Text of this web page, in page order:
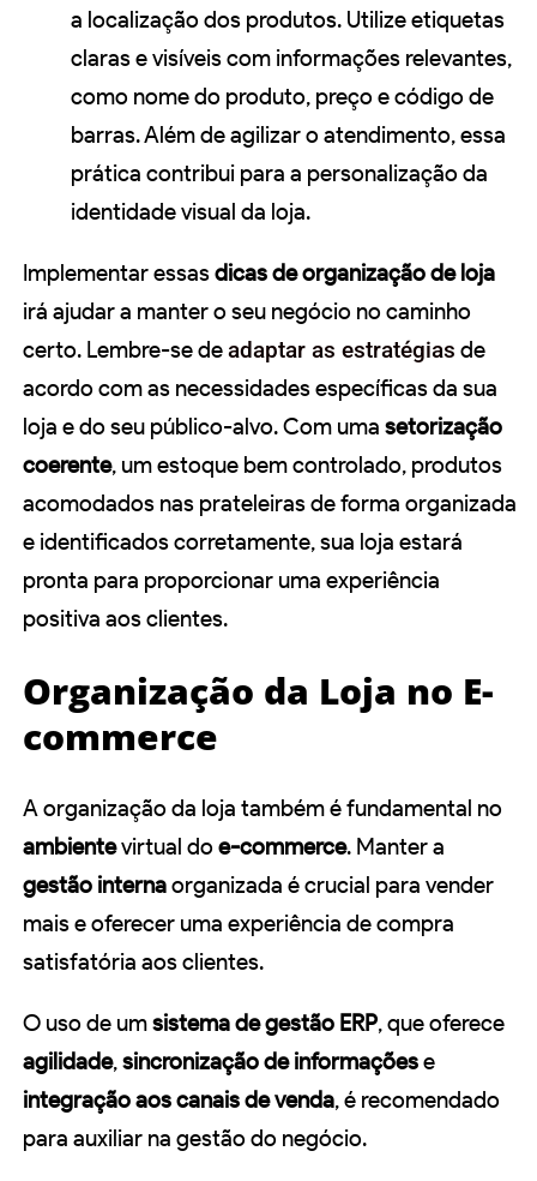
a localização dos produtos. Utilize etiquetas
claras e visíveis com informações relevantes,
como nome do produto, preço e código de
barras. Além de agilizar o atendimento, essa
prática contribui para a personalização da
identidade visual da loja.
Implementar essasdicas de organização de loja
irá ajudar a manter o seu negócio no caminho
certo. Lembre-se deadaptar as estratégias de
acordo com as necessidades específicas da sua
loja e do seu público-alvo. Com uma setorização
coerente, um estoque bem controlado, produtos
acomodados nas prateleiras de forma organizada
e identificados corretamente, sua loja estará
pronta para proporcionar uma experiência
positiva aos clientes.
Organização da Loja no E-
commerce
A organização da loja também é fundamental no
ambientevirtual do e-commerce. Manter a
gestão internaorganizada é crucial para vender
mais e oferecer uma experiência de compra
satisfatória aos clientes.
O uso de umsistema de gestão ERP, que oferece
agilidade,sincronização de informaçõese
integração aos canais de venda, é recomendado
para auxiliar na gestão do negócio.